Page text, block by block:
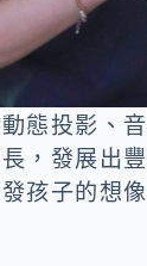
態投影、
，發展出
孩子的想